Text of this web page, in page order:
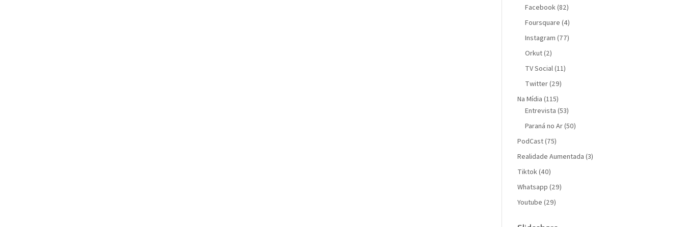
Facebook(82)
Foursquare (4)
Instagram (77)
Orkut(2)
TV Social(11)
Twitter(29)
Na Mídia (115)
Entrevista (53)
Paraná no Ar(50)
PodCast(75)
Realidade Aumentada (3)
Tiktok(40)
Whatsapp (29)
Youtube (29)